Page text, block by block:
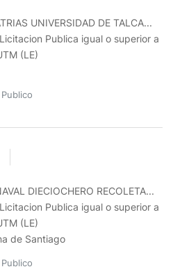
UNIVERSIDAD DE TALCA...
Publica igual o superior a
(LE)
DIECIOCHERO RECOLETA...
Publica igual o superior a
(LE)
de Santiago